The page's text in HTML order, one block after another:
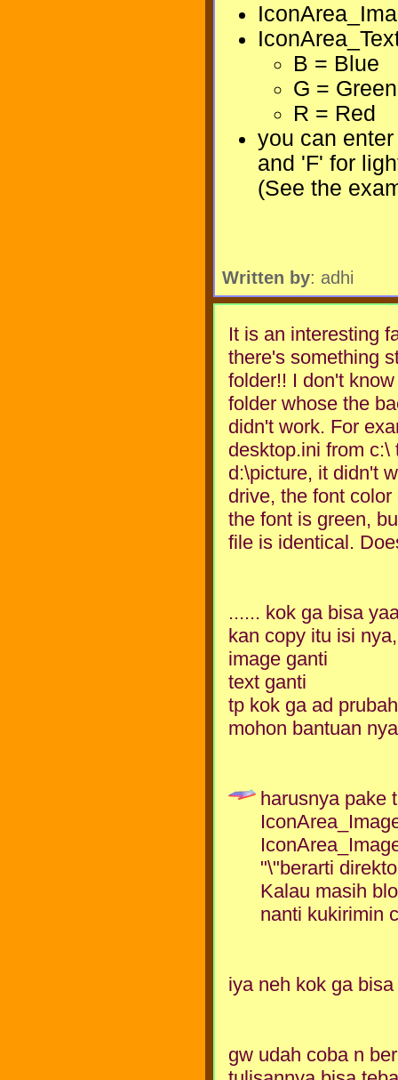
B = Blue
G = Green
R = Red
you can
and 'F' for
(See the
Written by: adhi
It is an interesting
there's something
folder!! I don't
folder whose the
didn't work. For
desktop.ini from
d:\picture, it didn't
drive, the font
the font is green,
file is identical.
...... kok ga bisa
kan copy itu isi
image ganti
text ganti
tp kok ga ad
mohon bantuan nya
harusnya pake
"\"berarti
Kalau masih
nanti kukirimin
iya neh kok ga
gw udah coba n